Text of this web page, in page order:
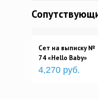
Сет на выписку №
74 «Hello Baby»
4,270 руб.